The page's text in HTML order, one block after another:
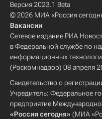
Версия 2023.1 Beta
© 2026 МИА «Россия
Вакансии
Сетевое издание РИА
в Федеральной службе по
информационных
(Роскомнадзор) 08 апреля
Свидетельство о
Учредитель: Федеральное
предприятие
«Россия сегодня» (МИА